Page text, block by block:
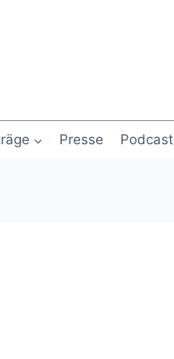
Presse Podcast